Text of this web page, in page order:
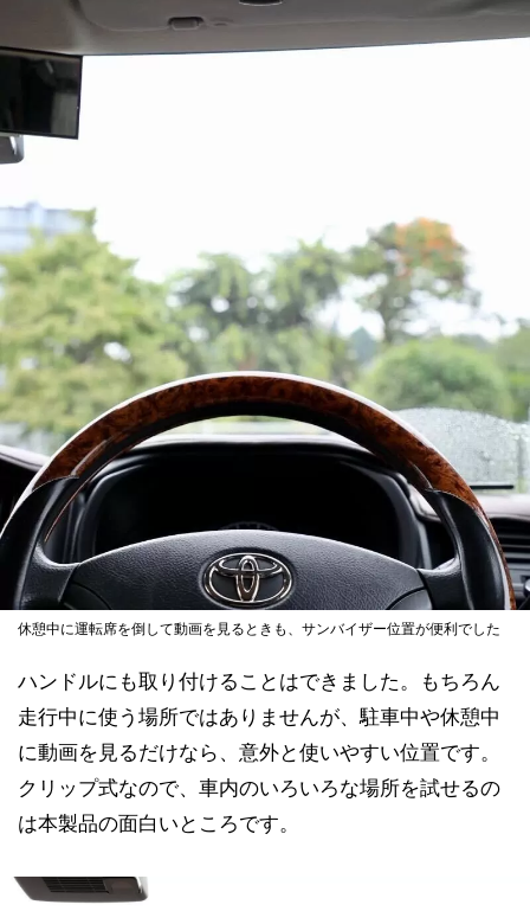
休憩中に運転席を倒して動画を見るときも、サンバイザー位置が便利でした
ハンドルにも取り付けることはできました。もちろん
走行中に使う場所ではありませんが、駐車中や休憩中
に動画を見るだけなら、意外と使いやすい位置です。
クリップ式なので、車内のいろいろな場所を試せるの
は本製品の面白いところです。